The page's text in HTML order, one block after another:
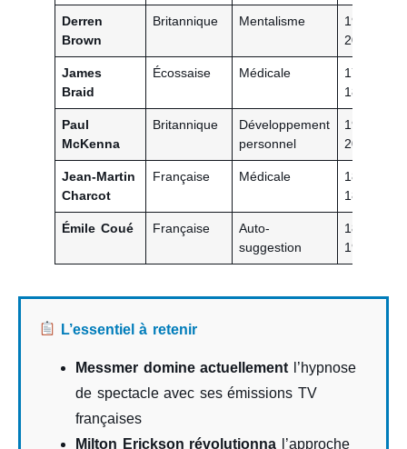
Derren
Brown
Britannique Mentalisme
1992-
2024
James
Braid
Écossaise Médicale
1795-
1860
Paul
McKenna
Britannique
Développement
personnel
1980-
2024
Jean-Martin
Charcot
Française Médicale
1825-
1893
Émile Coué Française
Auto-
suggestion
1857-
1926
L’essentiel à retenir
Messmer domine actuellement l’hypnose
de spectacle avec ses émissions TV
françaises
Milton Erickson révolutionna l’approche